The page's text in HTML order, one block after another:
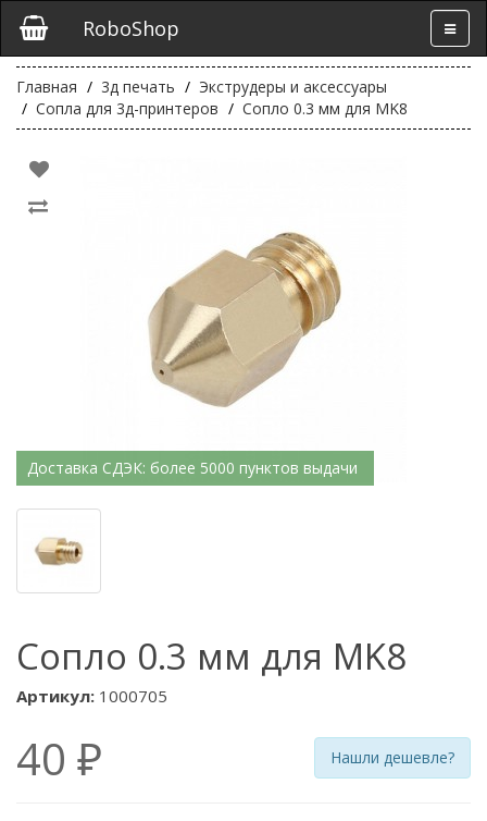
RoboShop
Главная 3д печать
Экструдеры и аксессуары
Сопла для 3д-принтеров
Сопло 0.3 мм для MK8
Доставка СДЭК: более 5000 пунктов выдачи
Сопло 0.3 мм для MK8
Артикул: 1000705
40 ₽ Нашли дешевле?